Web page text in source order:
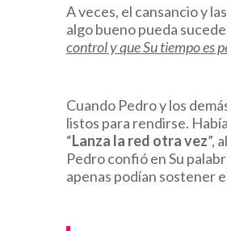
A veces, el cansancio y
algo bueno pueda
control y que Su tiempo es
Cuando Pedro y los
listos para rendirse.
“Lanza la red otra vez”,
Pedro confió en Su
apenas podían sostener